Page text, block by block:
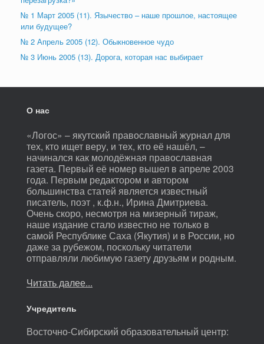
№ 1 Март 2005 (11). Язычество – наше прошлое, настоящее
или будущее?
№ 2 Апрель 2005 (12). Обыкновенное чудо
№ 3 Июнь 2005 (13). Дорога, которая нас выбирает
О нас
«Логос» – якутский православный журнал для
тех, кто ищет веру, и тех, кто её нашёл, –
начинался как молодёжная православная
газета. Первый её номер вышел в апреле 2003
года. Первым редактором и автором
большинства статей является известный
писатель, поэт , к.ф.н., Ирина Дмитриева.
Очень скоро, несмотря на мизерный тираж,
наше издание стало известно не только в
самой Республике Саха (Якутия) и в России, но
даже за рубежом, поскольку читатели
отправляли любимую газету друзьям и родным.
Читать далее...
Учредитель
Восточно-Сибирский образовательный центр: